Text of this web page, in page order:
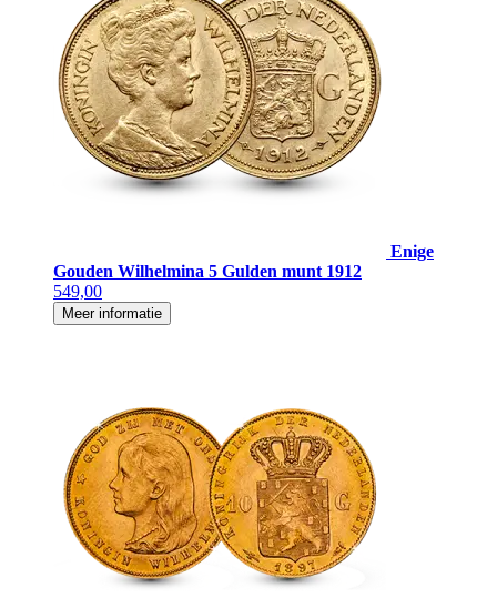
Enige
Gouden Wilhelmina 5 Gulden munt 1912
549,00
Meer informatie